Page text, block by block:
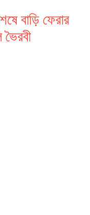
বাড়ি ফেরার
ভৈরবী